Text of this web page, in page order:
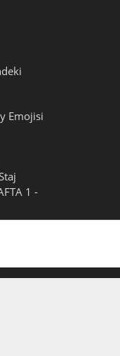
Emojisi
1 -